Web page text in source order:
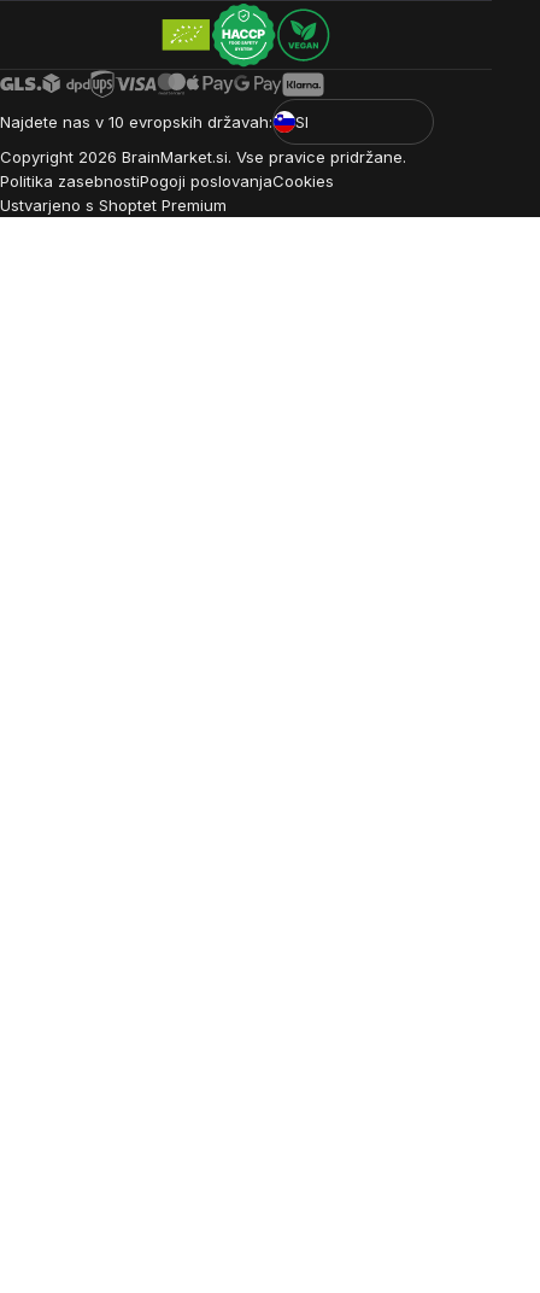
Najdete nas v 10 evropskih državah:
SI
Copyright 2026 BrainMarket.si. Vse pravice pridržane.
Politika zasebnostiPogoji poslovanjaCookies
Ustvarjeno s Shoptet Premium